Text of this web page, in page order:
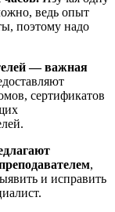
ведь опыт
поэтому надо
— важная
сертификатов
,
и исправить